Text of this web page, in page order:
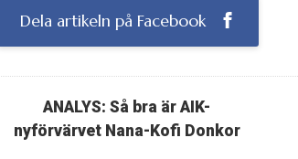
Dela artikeln på Facebook
ANALYS: Så bra är AIK-
nyförvärvet Nana-Kofi Donkor